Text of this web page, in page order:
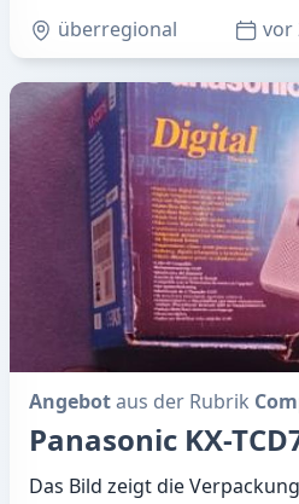
überregional
vor
Angebotaus der Rubrik
Panasonic KX-
Das Bild zeigt die